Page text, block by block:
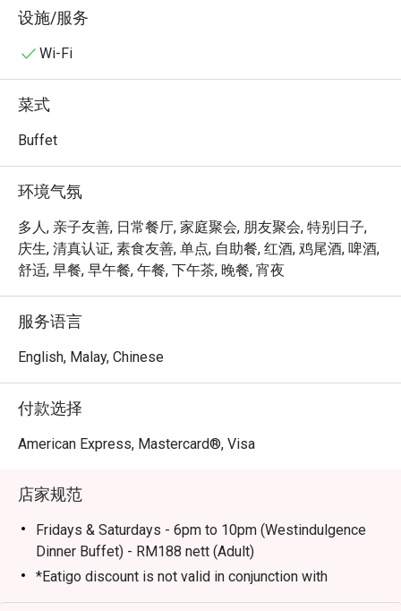
的国际自助餐，菜式横跨精致的马来西亚料理、西式、印
度及中式特色佳肴。优雅的环境吸引了众多时尚雅士，他
们纷至沓来，只为沉浸于吉隆坡备受赞誉的用餐体验之
无论是享用快捷晚餐，还是想惬意地消磨一整个夜晚，这
里的体验都将让您终身难忘：
肉品的瞬间，到国际甜点的精巧组合。有别于寻常的自助
餐，The Living Room 始终保持着一种私密而雅致的氛
围，周到的服务让宏大的用餐场面倍感亲切温暖。在这
里，您可以在真正优雅的环境中探索环球风味，让盘中的
每一道料理，都成为一次全新的发现。
🍽️ 精选推荐
・冰镇海鲜 | 丰盛的海鲜吧呈献新鲜生蚝、鲜虾、青口与
螃蟹，琳琅满目。
优质肉品，即点即切。
・马来西亚风味精选 | 千万别错过地道的娘惹叻沙、香气
四溢的沙爹及其他在地美味。
糕点、冰淇淋及巧克力喷泉，让人纵情享受。
🥤 招牌饮品
・鲜榨果汁 | 精选多款色彩鲜活的热带水果，为您的餐点
增添清新风味。
・经典拉茶 | 马来西亚最具代表性的国民饮品，新鲜现
设施/服务
Wi-Fi
菜式
Buffet
环境气氛
多人, 亲子友善, 日常餐厅, 家庭聚会, 朋友聚会, 特别日子,
庆生, 清真认证, 素食友善, 单点, 自助餐, 红酒, 鸡尾酒, 啤酒,
舒适, 早餐, 早午餐, 午餐, 下午茶, 晚餐, 宵夜
服务语言
English, Malay, Chinese
付款选择
American Express, Mastercard®, Visa
店家规范
Fridays & Saturdays - 6pm to 10pm (Westindulgence
Dinner Buffet) - RM188 nett (Adult)
*Eatigo discount is not valid in conjunction with
any promotions, discounts, vouchers and inhouse